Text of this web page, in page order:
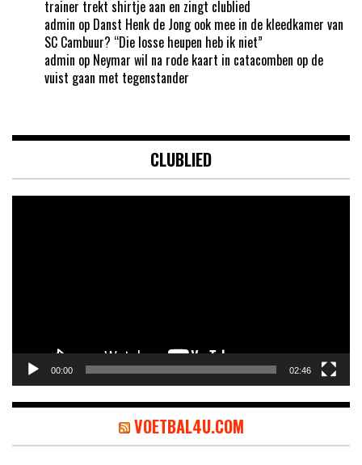
trainer trekt shirtje aan en zingt clublied
admin op Danst Henk de Jong ook mee in de kleedkamer van
SC Cambuur? “Die losse heupen heb ik niet”
admin op Neymar wil na rode kaart in catacomben op de
vuist gaan met tegenstander
CLUBLIED
00:00 02:46
VOETBAL4U.COM